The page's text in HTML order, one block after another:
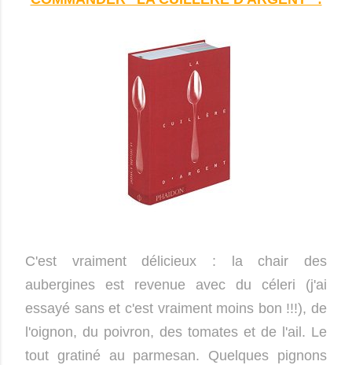
C'est vraiment délicieux : la chair des
aubergines est revenue avec du céleri (j'ai
essayé sans et c'est vraiment moins bon !!!), de
l'oignon, du poivron, des tomates et de l'ail. Le
tout gratiné au parmesan. Quelques pignons